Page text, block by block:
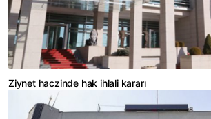
Ziynet haczinde hak ihlali kararı